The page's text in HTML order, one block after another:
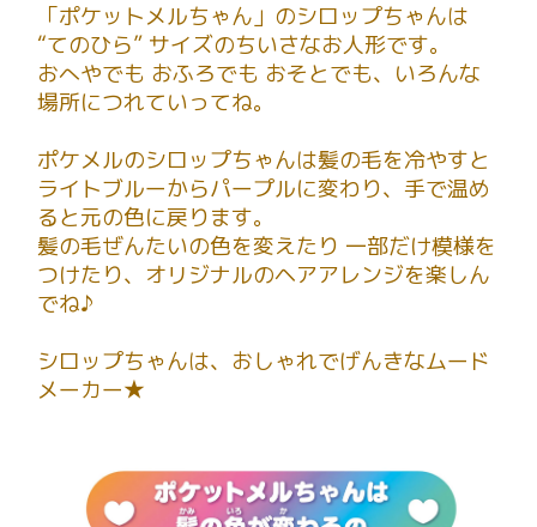
「ポケットメルちゃん」のシロップちゃんは
“てのひら” サイズのちいさなお人形です。
おへやでも おふろでも おそとでも、いろんな
場所につれていってね。
ポケメルのシロップちゃんは髪の毛を冷やすと
ライトブルーからパープルに変わり、手で温め
ると元の色に戻ります。
髪の毛ぜんたいの色を変えたり 一部だけ模様を
つけたり、オリジナルのヘアアレンジを楽しん
でね♪
シロップちゃんは、おしゃれでげんきなムード
メーカー★